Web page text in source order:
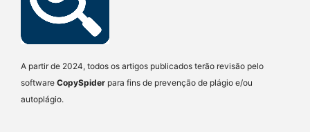
A partir de 2024, todos os artigos publicados terão revisão pelo
software CopySpider para fins de prevenção de plágio e/ou
autoplágio.